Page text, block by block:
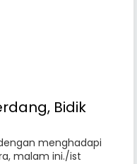
menghadapi
malam ini./ist